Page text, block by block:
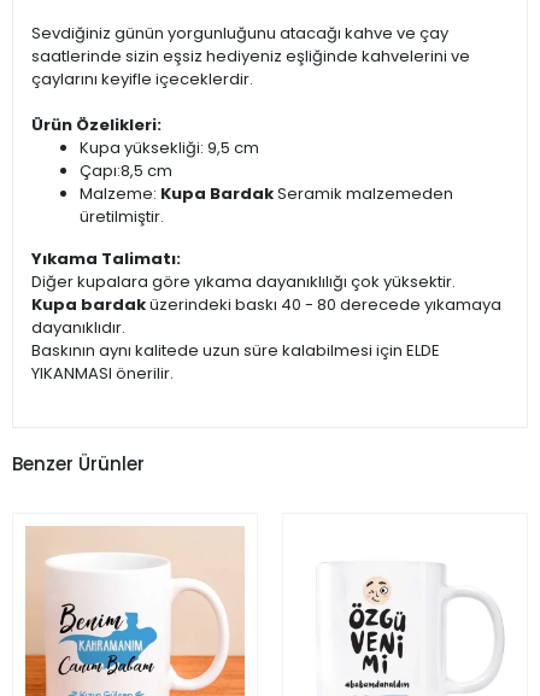
Sevdiğiniz günün yorgunluğunu atacağı kahve ve çay
saatlerinde sizin eşsiz hediyeniz eşliğinde kahvelerini ve
çaylarını keyifle içeceklerdir.
Ürün Özelikleri:
Kupa yüksekliği: 9,5 cm
Çapı:8,5 cm
Malzeme: Kupa BardakSeramik malzemeden
üretilmiştir.
Yıkama Talimatı:
Diğer kupalara göre yıkama dayanıklılığı çok yüksektir.
Kupa bardaküzerindeki baskı 40 - 80 derecede yıkamaya
dayanıklıdır.
Baskının aynı kalitede uzun süre kalabilmesi için ELDE
YIKANMASI önerilir.
Benzer Ürünler